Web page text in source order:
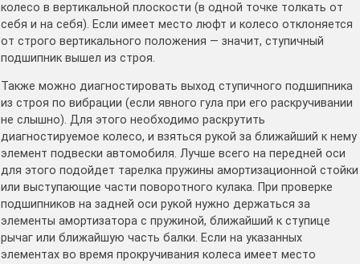
колесо в вертикальной плоскости (в одной точке толкать от
себя и на себя). Если имеет место люфт и колесо отклоняется
от строго вертикального положения — значит, ступичный
подшипник вышел из строя.
Также можно диагностировать выход ступичного подшипника
из строя по вибрации (если явного гула при его раскручивании
не слышно). Для этого необходимо раскрутить
диагностируемое колесо, и взяться рукой за ближайший к нему
элемент подвески автомобиля. Лучше всего на передней оси
для этого подойдет тарелка пружины амортизационной стойки
или выступающие части поворотного кулака. При проверке
подшипников на задней оси рукой нужно держаться за
элементы амортизатора с пружиной, ближайший к ступице
рычаг или ближайшую часть балки. Если на указанных
элементах во время прокручивания колеса имеет место